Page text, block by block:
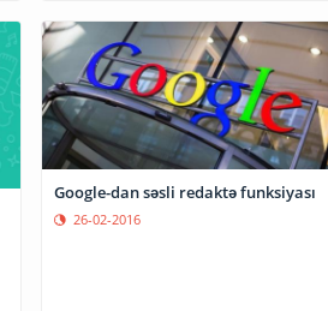
Google-dan səsli redaktə funksiyası
26-02-2016